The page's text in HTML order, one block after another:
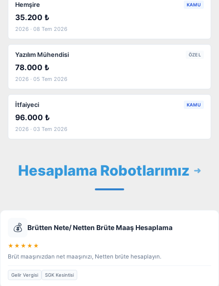
Hemşire KAMU
35.200 ₺
2026 · 08 Tem 2026
Yazılım Mühendisi ÖZEL
78.000 ₺
2026 · 05 Tem 2026
İtfaiyeci KAMU
96.000 ₺
2026 · 03 Tem 2026
Hesaplama Robotlarımız
💰 Brütten Nete/ Netten Brüte Maaş Hesaplama
★★★★★
Brüt maaşınızdan net maaşınızı, Netten brüte hesaplayın.
Gelir Vergisi SGK Kesintisi